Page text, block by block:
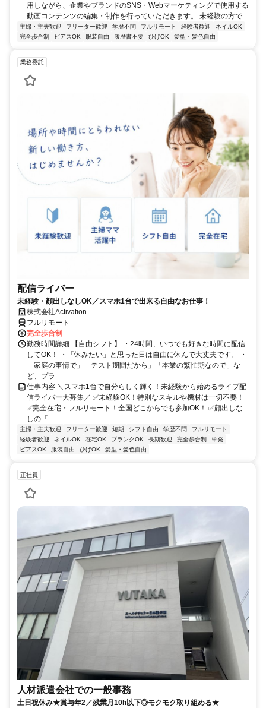
用しながら、企業やブランドのSNS・Webマーケティングで使用する
動画コンテンツの編集・制作を行っていただきます。 未経験の方で...
主婦・主夫歓迎 フリーター歓迎 学歴不問 フルリモート 経験者歓迎
ネイルOK
完全歩合制
ピアスOK 服装自由 履歴書不要 ひげOK 髪型・髪色自由
業務委託
配信ライバー
未経験・顔出しなしOK／スマホ1台で出来る自由なお仕事！
株式会社Activation
フルリモート
完全歩合制
勤務時間詳細 【自由シフト】 ・24時間、いつでも好きな時間に配信
してOK！ ・「休みたい」と思った日は自由に休んで大丈夫です。 ・
「家庭の事情で」「テスト期間だから」「本業の繁忙期なので」な
ど、プラ...
仕事内容 ＼スマホ1台で自分らしく輝く！未経験から始めるライブ配
信ライバー大募集／ ✅未経験OK！特別なスキルや機材は一切不要！
✅完全在宅・フルリモート！全国どこからでも参加OK！ ✅顔出しな
しの「...
主婦・主夫歓迎 フリーター歓迎 短期 シフト自由 学歴不問
フルリモート
経験者歓迎
ネイルOK 在宅OK ブランクOK 長期歓迎 完全歩合制
単発
ピアスOK
服装自由 ひげOK 髪型・髪色自由
正社員
人材派遣会社での一般事務
土日祝休み★賞与年2／残業月10h以下◎モクモク取り組める★